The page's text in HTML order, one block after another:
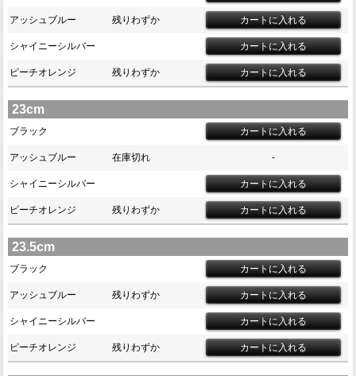
アッシュブルー 残りわずか
シャイニーシルバー
ピーチオレンジ 残りわずか
23cm
ブラック
アッシュブルー 在庫切れ -
シャイニーシルバー
ピーチオレンジ 残りわずか
23.5cm
ブラック
アッシュブルー 残りわずか
シャイニーシルバー
ピーチオレンジ 残りわずか